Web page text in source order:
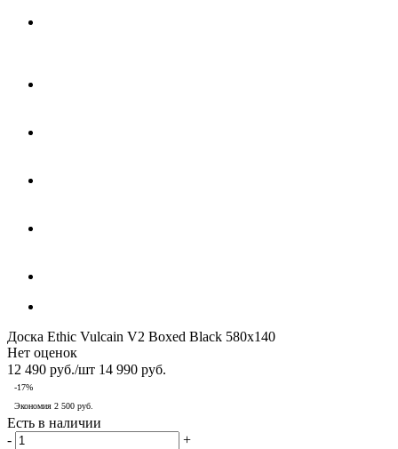
Доска Ethic Vulcain V2 Boxed Black 580x140
Нет оценок
12 490 руб./шт 14 990 руб.
-17%
Экономия 2 500 руб.
Есть в наличии
-
+